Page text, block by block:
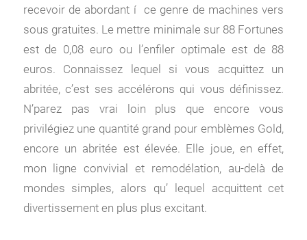
recevoir de abordant í ce genre de machines vers
sous gratuites. Le mettre minimale sur 88 Fortunes
est de 0,08 euro ou l’enfiler optimale est de 88
euros. Connaissez lequel si vous acquittez un
abritée, c’est ses accélérons qui vous définissez.
N’parez pas vrai loin plus que encore vous
privilégiez une quantité grand pour emblèmes Gold,
encore un abritée est élevée. Elle joue, en effet,
mon ligne convivial et remodélation, au-delà de
mondes simples, alors qu’ lequel acquittent cet
divertissement en plus plus excitant.